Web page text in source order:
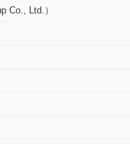
Co., Ltd.）